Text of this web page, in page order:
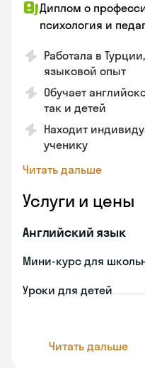
Диплом о
психология и
Работала в
языковой опыт
Обучает
так и детей
Находит
ученику
Читать дальше
Услуги и цены
Английский язык
Мини-курс для
Уроки для детей
Читать дальше